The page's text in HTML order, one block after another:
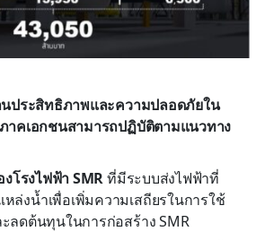
นประสิทธิภาพและความปลอดภัยใน
าคเอกชนสามารถปฏิบัติตามแนวทาง
โรงไฟฟ้า SMRที่มีระบบส่งไฟฟ้าที่
ล่งน้ำเพื่อเพิ่มความเสถียรในการใช้
ลดต้นทุนในการก่อสร้าง SMR